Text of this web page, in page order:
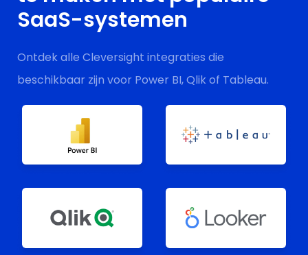
SaaS-systemen
Ontdek alle Cleversight integraties die
beschikbaar zijn voor Power BI, Qlik of Tableau.